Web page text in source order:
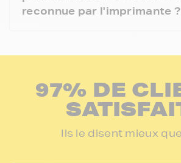
reconnue par l'imprimante ?
97% DE
Ils le disent mieux